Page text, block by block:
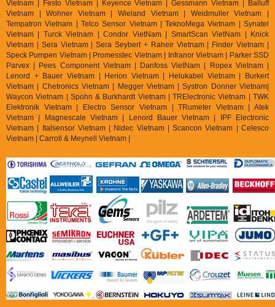
Vietnam | Festo Vietnam | Keyence Vietnam | Gessmann Vietnam | Balluff
Vietnam | Wohner Vietnam | Wieland Vietnam | Weidmuller Vietnam |
Tempatron Vietnam | Telco Sensor Vietnam | TeknoMega Vietnam | Synatel
Vietnam | Turck Vietnam | Condor VietNam | SmartScan VietNam | Knick
Vietnam | Sera Vietnam | Sera Seybert + Raheir Vietnam | Finder Vietnam |
Speck Pumpen Vietnam | Promesstec Vietnam | Infranor Vietnam | Parker SSD
Parvex |
Pees Component Vietnam | Danfoss VietNam | Ropex Vietnam |
Lenord + Bauer Vietnam | Herion Vietnam | Helukabel Vietnam | Burkert
Vietnam | Chetronics Vietnam | Megger Vietnam | Systron Donner Vietnam|
Waycon Vietnam | Spohn & Burkhardt Vietnam | TRElectronic Vietnam | TWK
Elektronik Vietnam | Electro Sensor Vietnam | TRumeter Vietnam | Atek
Vietnam | Magnescale Vietnam | Lenord Bauer Vietnam | IPF Electronic
Vietnam | Italsensor Vietnam | Nidec Vietnam | Scancon Vietnam | Celesco
Vietnam | Carroll & Meynell Vietnam |